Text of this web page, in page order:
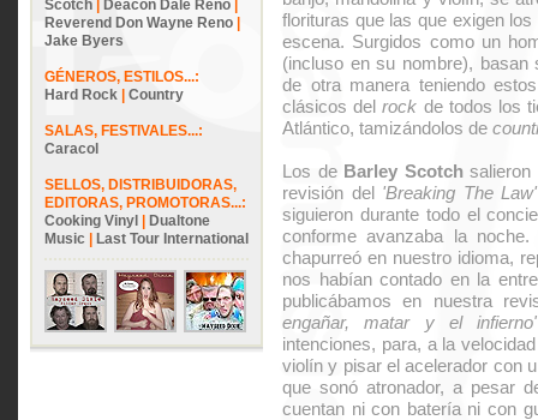
Scotch
Deacon Dale Reno
Reverend Don Wayne Reno
Jake Byers
GÉNEROS, ESTILOS...:
Hard Rock
Country
SALAS, FESTIVALES...:
Caracol
SELLOS, DISTRIBUIDORAS,
EDITORAS, PROMOTORAS...:
Cooking Vinyl
Dualtone
Music
Last Tour International
florituras que las que exigen
escena. Surgidos como un
(incluso en su nombre),
de otra manera teniendo
clásicos delrock de todos los
Atlántico, tamizándolos de
Los de Barley Scotchsalieron
revisión del 'Breaking The Law'
siguieron durante todo el
conforme avanzaba la
chapurreó en nuestro idioma,
nos habían contado en la
publicábamos en nuestra
engañar, matar y el infierno"
intenciones, para, a la
violín y pisar el acelerador con
que sonó atronador, a pesar
cuentan ni con batería ni con